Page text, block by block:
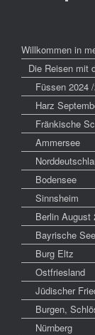
Willkommen in
Die Reisen mit
Füssen 2024
Harz
Fränkische
Ammersee
Bodensee
Sinnsheim
Berlin August
Bayrische
Burg Eltz
Ostfriesland
Jüdischer
Burgen,
Nürnberg